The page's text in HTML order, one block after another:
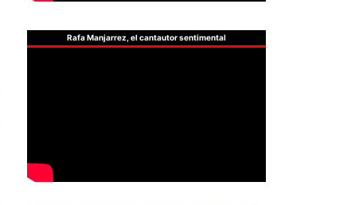
Rafa Manjarrez, el cantautor sentimental